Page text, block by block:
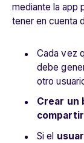
mediante la app
tener en cuenta
Cada vez
debe
otro
Crear un
compartir
Si el